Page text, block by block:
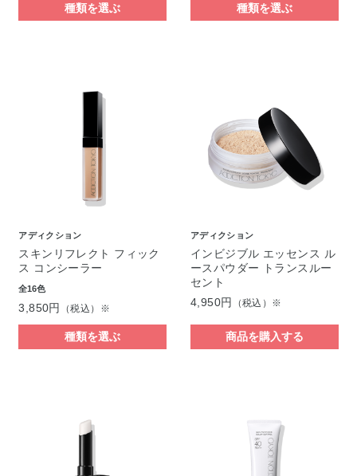
種類を選ぶ 種類を選ぶ
アディクション
スキンリフレクト フィック
ス コンシーラー
全16色
3,850円 （税込）※
種類を選ぶ
アディクション
インビジブル エッセンス ル
ースパウダー トランスルー
セント
4,950円
（税込）※
商品を購入する